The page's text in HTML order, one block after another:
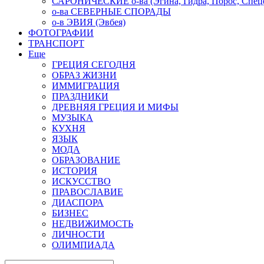
о-ва СЕВЕРНЫЕ СПОРАДЫ
о-в ЭВИЯ (Эвбея)
ФОТОГРАФИИ
ТРАНСПОРТ
Еще
ГРЕЦИЯ СЕГОДНЯ
ОБРАЗ ЖИЗНИ
ИММИГРАЦИЯ
ПРАЗДНИКИ
ДРЕВНЯЯ ГРЕЦИЯ И МИФЫ
МУЗЫКА
КУХНЯ
ЯЗЫК
МОДА
ОБРАЗОВАНИЕ
ИСТОРИЯ
ИСКУССТВО
ПРАВОСЛАВИЕ
ДИАСПОРА
БИЗНЕС
НЕДВИЖИМОСТЬ
ЛИЧНОСТИ
ОЛИМПИАДА